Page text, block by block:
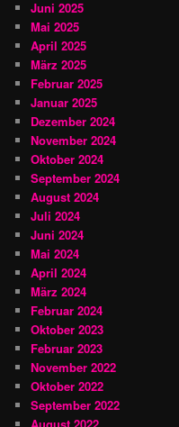
Juni 2025
Mai 2025
April 2025
März 2025
Februar 2025
Januar 2025
Dezember 2024
November 2024
Oktober 2024
September 2024
August 2024
Juli 2024
Juni 2024
Mai 2024
April 2024
März 2024
Februar 2024
Oktober 2023
Februar 2023
November 2022
Oktober 2022
September 2022